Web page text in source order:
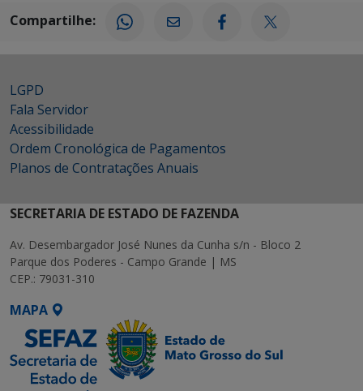
Compartilhe:
LGPD
Fala Servidor
Acessibilidade
Ordem Cronológica de Pagamentos
Planos de Contratações Anuais
SECRETARIA DE ESTADO DE FAZENDA
Av. Desembargador José Nunes da Cunha s/n - Bloco 2
Parque dos Poderes - Campo Grande | MS
CEP.: 79031-310
MAPA